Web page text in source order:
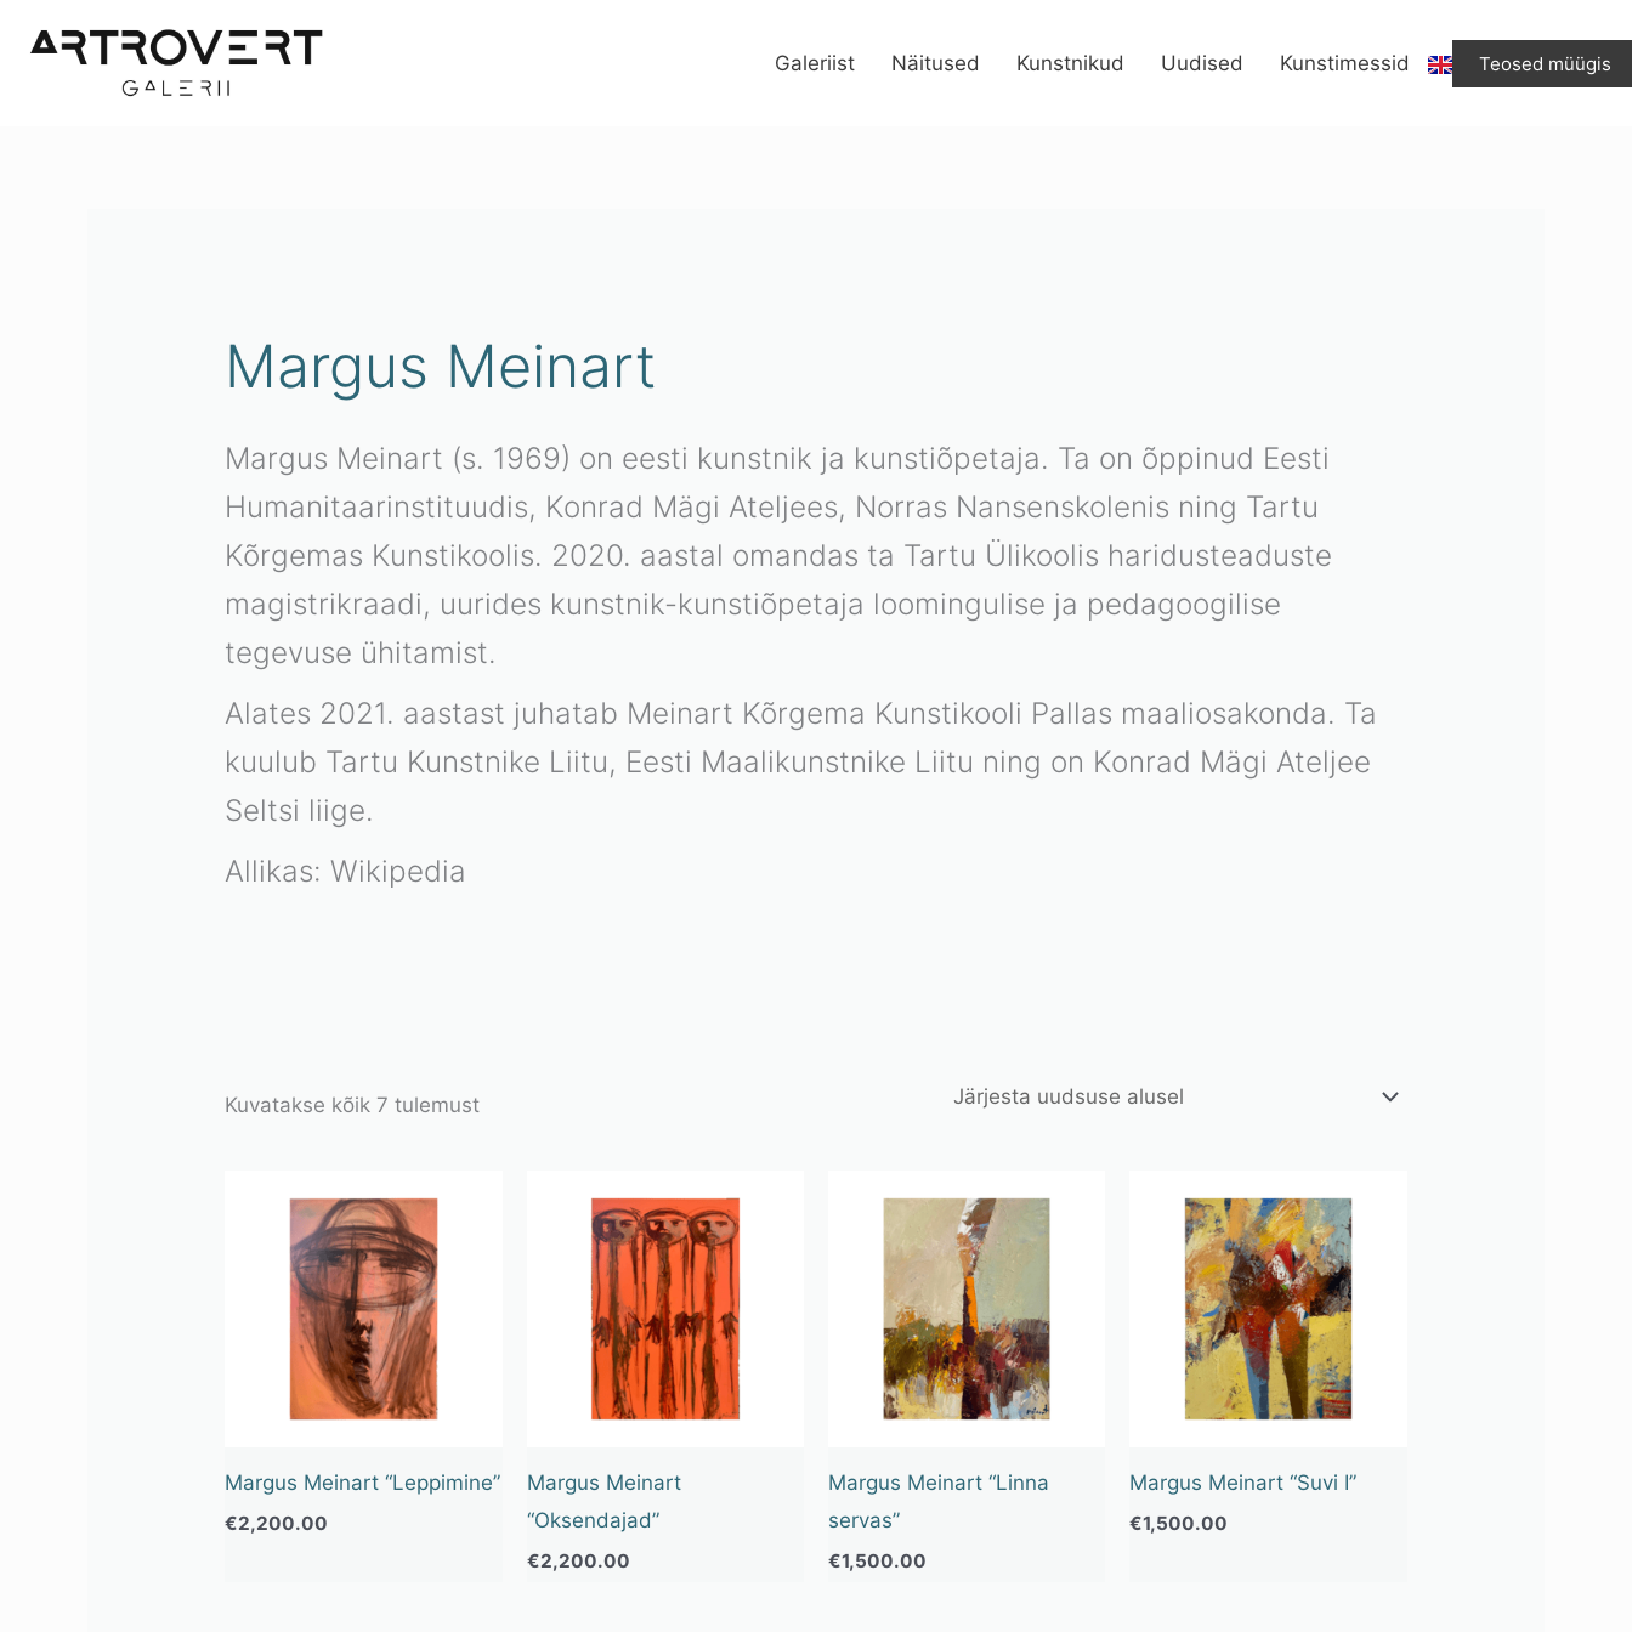
Galeriist Näitused Kunstnikud Uudised Kunstimessid Teosed müügis
Margus Meinart
Margus Meinart (s. 1969) on eesti kunstnik ja kunstiõpetaja. Ta on õppinud Eesti
Humanitaarinstituudis, Konrad Mägi Ateljees, Norras Nansenskolenis ning Tartu
Kõrgemas Kunstikoolis. 2020. aastal omandas ta Tartu Ülikoolis haridusteaduste
magistrikraadi, uurides kunstnik-kunstiõpetaja loomingulise ja pedagoogilise
tegevuse ühitamist.
Alates 2021. aastast juhatab Meinart Kõrgema Kunstikooli Pallas maaliosakonda. Ta
kuulub Tartu Kunstnike Liitu, Eesti Maalikunstnike Liitu ning on Konrad Mägi Ateljee
Seltsi liige.
Allikas: Wikipedia
Kuvatakse kõik 7 tulemust
Margus Meinart “Leppimine”
€2,200.00
Margus Meinart
“Oksendajad”
€2,200.00
Margus Meinart “Linna
servas”
€1,500.00
Margus Meinart “Suvi I”
€1,500.00